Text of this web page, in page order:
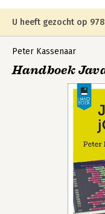
U heeft gezocht op
is niet meer in die
onderstaande editie.
Peter Kassenaar
Handboek